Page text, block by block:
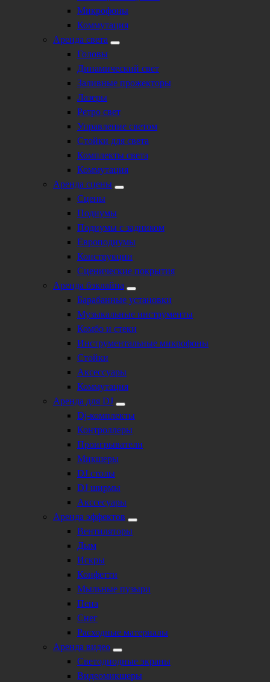
Микрофоны
Коммутация
Аренда света
Головы
Динамический свет
Заливные прожекторы
Лазеры
Ретро свет
Управление светом
Стойки для света
Комплекты света
Коммутация
Аренда сцены
Сцены
Подиумы
Подиумы с задником
Европодиумы
Конструкции
Сценические покрытия
Аренда бэклайна
Барабанные установки
Музыкальные инструменты
Комбо и стеки
Инструментальные микрофоны
Стойки
Аксессуары
Коммутация
Аренда для DJ
Dj-комплекты
Контроллеры
Проигрыватели
Микшеры
DJ столы
DJ ширмы
Акссесуары
Аренда эффектов
Вентиляторы
Дым
Искры
Конфетти
Мыльные пузыри
Пена
Снег
Расходные материалы
Аренда видео
Светодиодные экраны
Видеомикшеры